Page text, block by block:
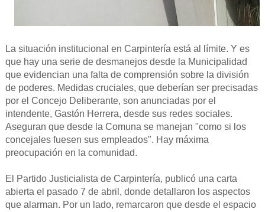
La situación institucional en Carpintería está al límite. Y es
que hay una serie de desmanejos desde la Municipalidad
que evidencian una falta de comprensión sobre la división
de poderes. Medidas cruciales, que deberían ser precisadas
por el Concejo Deliberante, son anunciadas por el
intendente, Gastón Herrera, desde sus redes sociales.
Aseguran que desde la Comuna se manejan "como si los
concejales fuesen sus empleados". Hay máxima
preocupación en la comunidad.
El Partido Justicialista de Carpintería, publicó una carta
abierta el pasado 7 de abril, donde detallaron los aspectos
que alarman. Por un lado, remarcaron que desde el espacio